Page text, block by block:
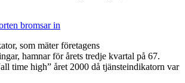
bromsar in
som mäter företagens
hamnar för årets tredje kvartal på 67.
time high” året 2000 då tjänsteindikatorn var